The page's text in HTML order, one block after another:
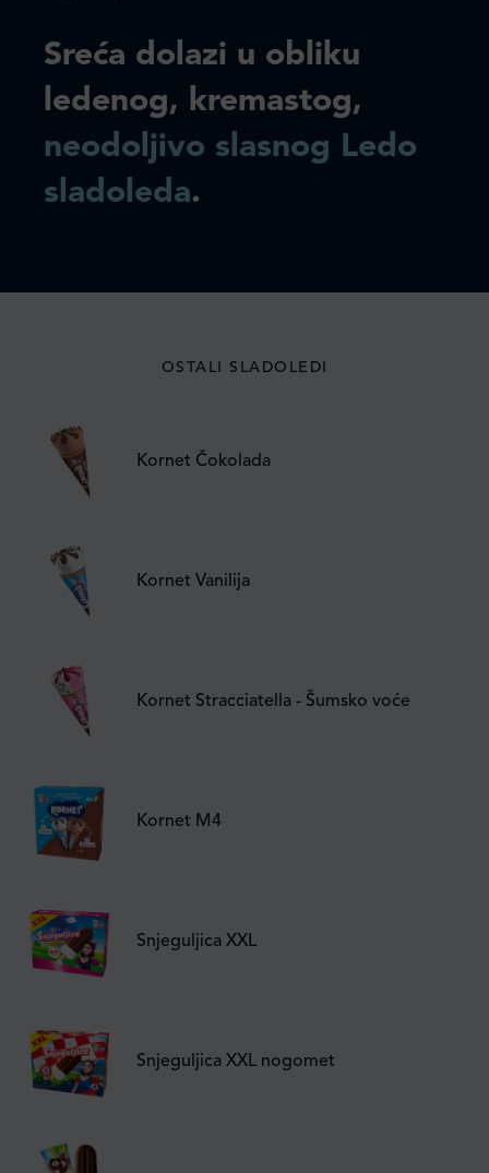
Sreća dolazi u obliku
ledenog, kremastog,
neodoljivo slasnog Ledo
sladoleda.
OSTALI SLADOLEDI
Kornet Čokolada
Kornet Vanilija
Kornet Stracciatella - Šumsko voće
Kornet M4
Snjeguljica XXL
Snjeguljica XXL nogomet